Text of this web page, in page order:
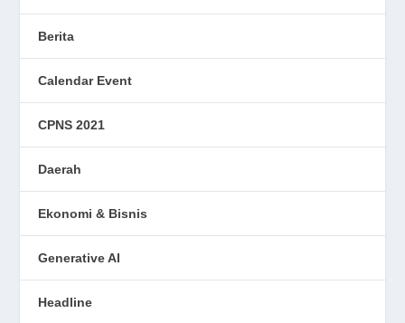
Berita
Calendar Event
CPNS 2021
Daerah
Ekonomi & Bisnis
Generative AI
Headline